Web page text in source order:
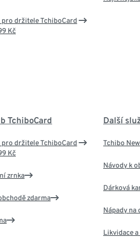
pro držitele TchiboCard
Kč
TchiboCard
pro držitele TchiboCard
Kč
zrnka
zdarma
Další
Tchibo
Návody k
Dárková
Nápady na
Likvidace